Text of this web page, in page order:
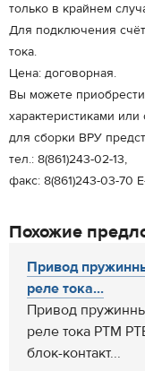
только в крайнем
Для подключения
тока.
Цена: договорная.
Вы можете
характеристиками
для сборки ВРУ
тел.: 8(861)243-02-13,
факс: 8(861)243-03-70
Похожие
Привод
реле тока...
Привод
реле тока РТМ
блок-контакт...